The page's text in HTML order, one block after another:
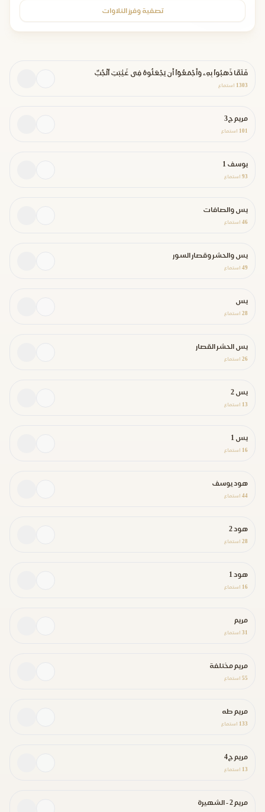
تصفية وفرز التلاوات
فَلَمَّا ذَهَبُواْ بِهِۦ وَأَجْمَعُوٓاْ أَن يَجْعَلُوهُ فِى غَيَٰبَتِ ٱلْجُبِّ
1303 استماع
مريم ج3
101 استماع
يوسف 1
93 استماع
يس والصافات
46 استماع
يس والحشر وقصار السور
49 استماع
يس
28 استماع
يس الحشر القصار
26 استماع
يس 2
13 استماع
يس 1
16 استماع
هود يوسف
44 استماع
هود 2
28 استماع
هود 1
16 استماع
مريم
31 استماع
مريم مختلفة
55 استماع
مريم طه
133 استماع
مريم ج4
13 استماع
مريم 2 - الشهيرة